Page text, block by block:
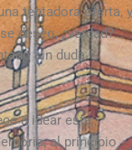
tentadora oferta, y
deseo, ¿verdad?…
sin duda
a idear este
al principio